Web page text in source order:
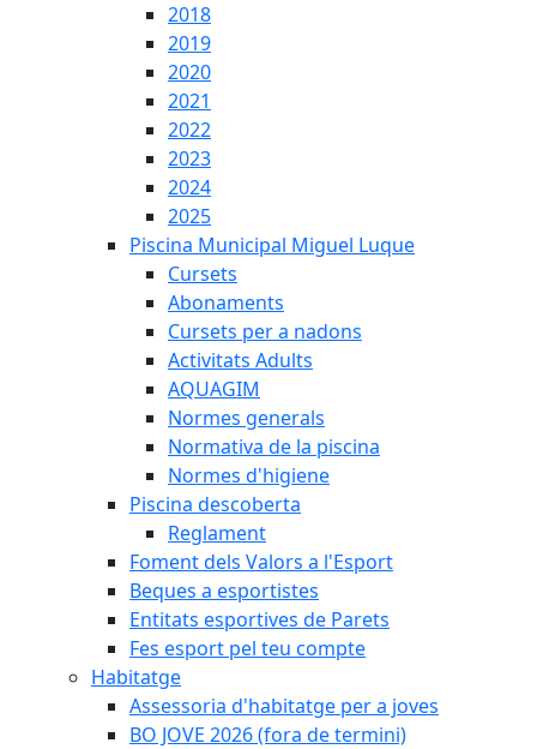
2018
2019
2020
2021
2022
2023
2024
2025
Piscina Municipal Miguel Luque
Cursets
Abonaments
Cursets per a nadons
Activitats Adults
AQUAGIM
Normes generals
Normativa de la piscina
Normes d'higiene
Piscina descoberta
Reglament
Foment dels Valors a l'Esport
Beques a esportistes
Entitats esportives de Parets
Fes esport pel teu compte
Habitatge
Assessoria d'habitatge per a joves
BO JOVE 2026 (fora de termini)